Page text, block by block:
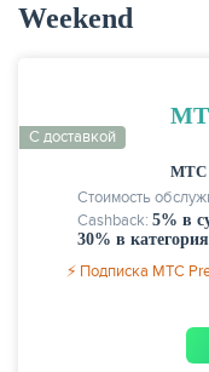
Weekend
С доставкой
МТС
Стоимость
Cashback: 5% в
30% в
⚡ Подписка MTC